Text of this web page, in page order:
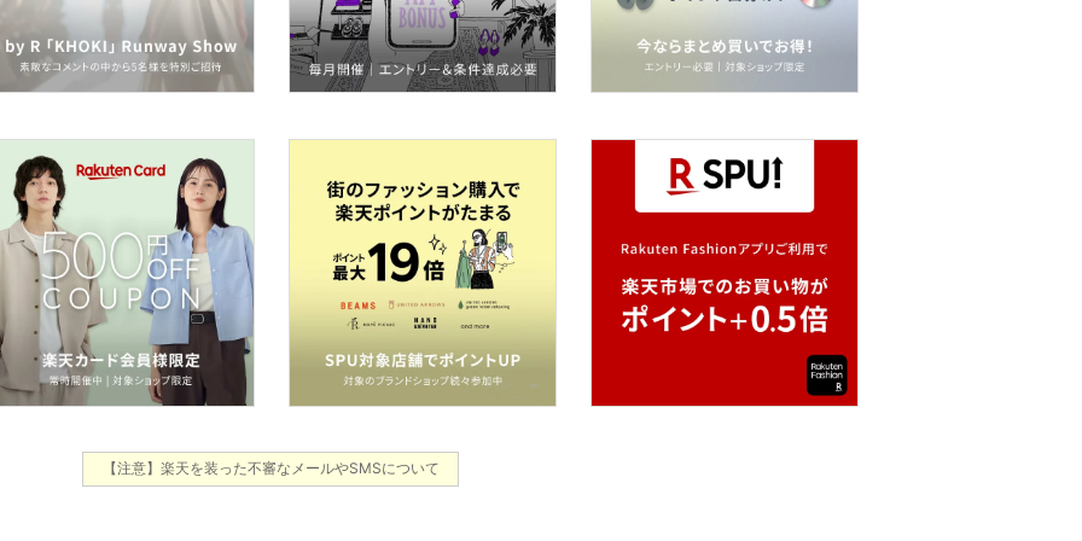
【注意】楽天を装った不審なメールやSMSについて